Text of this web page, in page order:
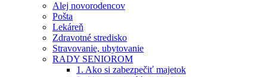
Alej novorodencov
Pošta
Lekáreň
Zdravotné stredisko
Stravovanie, ubytovanie
RADY SENIOROM
1. Ako si zabezpečiť majetok